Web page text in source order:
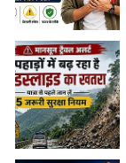
को आउटडोर गेम में
प्रोत्साहित करें।